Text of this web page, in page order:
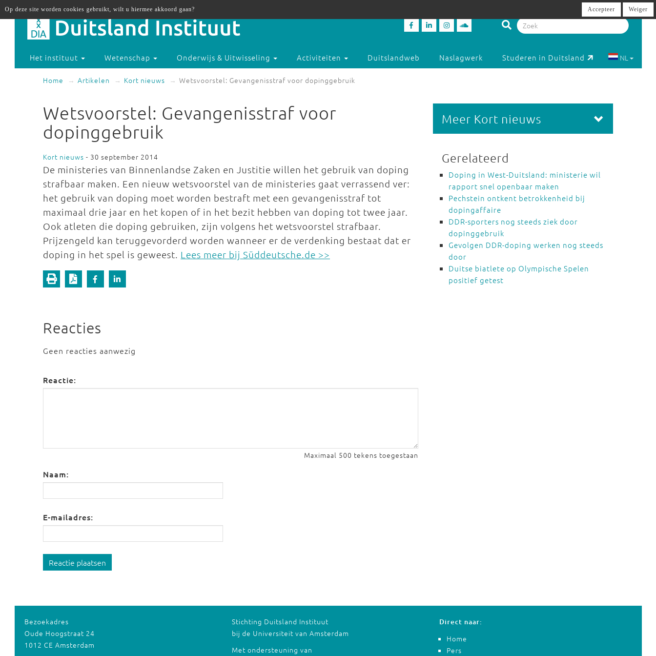
Het instituut Wetenschap Onderwijs & Uitwisseling Activiteiten Duitslandweb Naslagwerk Studeren in Duitsland NL
Home Artikelen Kort nieuws Wetsvoorstel: Gevangenisstraf voor dopinggebruik
Wetsvoorstel: Gevangenisstraf voor
dopinggebruik
Kort nieuws - 30 september 2014
De ministeries van Binnenlandse Zaken en Justitie willen het gebruik van doping
strafbaar maken. Een nieuw wetsvoorstel van de ministeries gaat verrassend ver:
het gebruik van doping moet worden bestraft met een gevangenisstraf tot
maximaal drie jaar en het kopen of in het bezit hebben van doping tot twee jaar.
Ook atleten die doping gebruiken, zijn volgens het wetsvoorstel strafbaar.
Prijzengeld kan teruggevorderd worden wanneer er de verdenking bestaat dat er
doping in het spel is geweest. Lees meer bij Süddeutsche.de >>
Reacties
Geen reacties aanwezig
Reactie:
Maximaal 500 tekens toegestaan
Naam:
E-mailadres:
Reactie plaatsen
Meer Kort nieuws
Gerelateerd
Doping in West-Duitsland: ministerie wil
rapport snel openbaar maken
Pechstein ontkent betrokkenheid bij
dopingaffaire
DDR-sporters nog steeds ziek door
dopinggebruik
Gevolgen DDR-doping werken nog steeds
door
Duitse biatlete op Olympische Spelen
positief getest
Bezoekadres
Oude Hoogstraat 24
1012 CE Amsterdam
Stichting Duitsland Instituut
bij de Universiteit van Amsterdam
Met ondersteuning van
Direct naar:
Home
Pers
Op deze site worden cookies gebruikt, wilt u hiermee akkoord gaan? Accepteer Weiger